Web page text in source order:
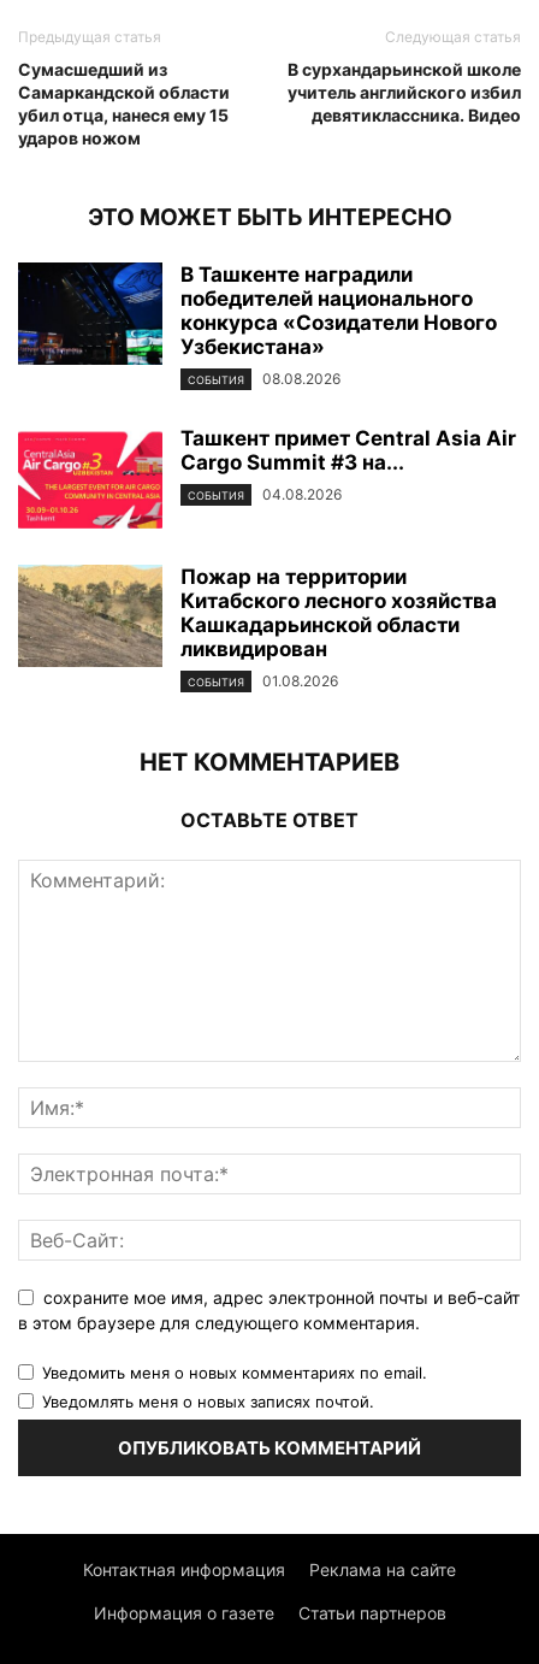
Предыдущая статья
Сумасшедший из
Самаркандской области
убил отца, нанеся ему 15
ударов ножом
Следующая статья
В сурхандарьинской школе
учитель английского избил
девятиклассника. Видео
ЭТО МОЖЕТ БЫТЬ ИНТЕРЕСНО
В Ташкенте наградили
победителей национального
конкурса «Созидатели Нового
Узбекистана»
СОБЫТИЯ 08.08.2026
Ташкент примет Central Asia Air
Cargo Summit #3 на...
СОБЫТИЯ 04.08.2026
Пожар на территории
Китабского лесного хозяйства
Кашкадарьинской области
ликвидирован
СОБЫТИЯ 01.08.2026
НЕТ КОММЕНТАРИЕВ
ОСТАВЬТЕ ОТВЕТ
сохраните мое имя, адрес электронной почты и веб-сайт
в этом браузере для следующего комментария.
Уведомить меня о новых комментариях по email.
Уведомлять меня о новых записях почтой.
Контактная информация Реклама на сайте
Информация о газете Статьи партнеров